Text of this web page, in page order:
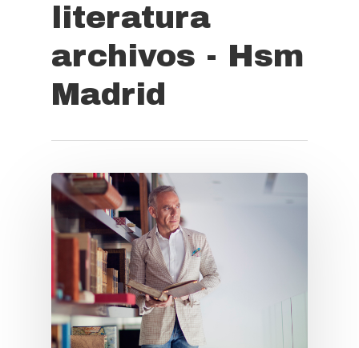
literatura
archivos - Hsm
Madrid